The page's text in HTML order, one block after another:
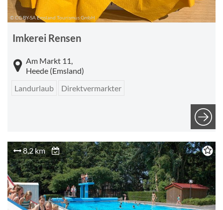
© CC-BY-SA Emsland Tourismus GmbH
Imkerei Rensen
Am Markt 11,
Heede (Emsland)
Landurlaub
Direktvermarkter
8,2 km